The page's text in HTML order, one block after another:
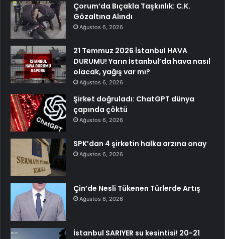
Çorum’da Bıçakla Taşkınlık: C.K.
Gözaltına Alındı
Ağustos 6, 2026
21 Temmuz 2026 İstanbul HAVA
DURUMU! Yarın İstanbul’da hava nasıl
olacak, yağış var mı?
Ağustos 6, 2026
Şirket doğruladı: ChatGPT dünya
çapında çöktü
Ağustos 6, 2026
SPK’dan 4 şirketin halka arzına onay
Ağustos 6, 2026
Çin’de Nesli Tükenen Türlerde Artış
Ağustos 6, 2026
İstanbul SARIYER su kesintisi! 20-21